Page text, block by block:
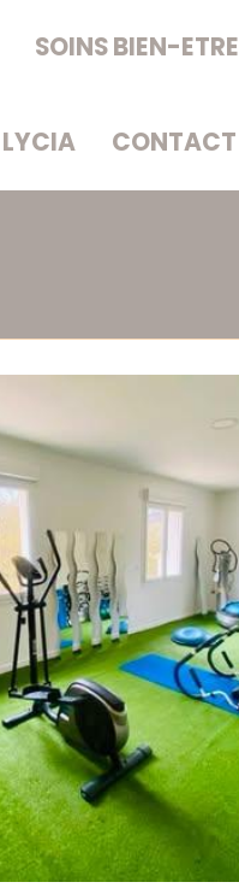
SOINS BIEN-ETRE
LYCIA CONTACT